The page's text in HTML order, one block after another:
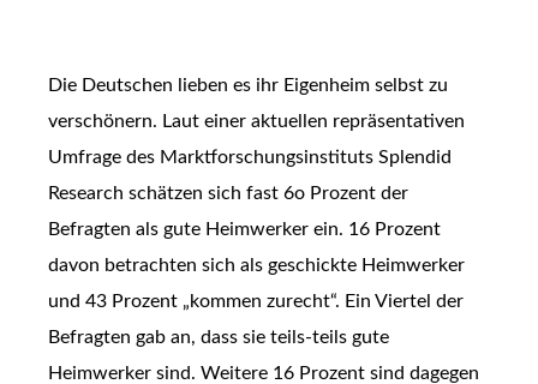
Die Deutschen lieben es ihr Eigenheim selbst zu
verschönern. Laut einer aktuellen repräsentativen
Umfrage des Marktforschungsinstituts Splendid
Research schätzen sich fast 6o Prozent der
Befragten als gute Heimwerker ein. 16 Prozent
davon betrachten sich als geschickte Heimwerker
und 43 Prozent „kommen zurecht“. Ein Viertel der
Befragten gab an, dass sie teils-teils gute
Heimwerker sind. Weitere 16 Prozent sind dagegen